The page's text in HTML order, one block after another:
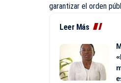
garantizar el orden
Leer Más